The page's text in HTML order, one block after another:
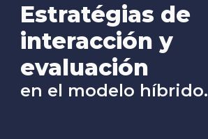
Estratégias de
interacción y
evaluación
en el modelo híbrido.